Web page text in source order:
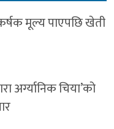
मूल्य पाएपछि खेती
अर्ग्यानिक चिया’को